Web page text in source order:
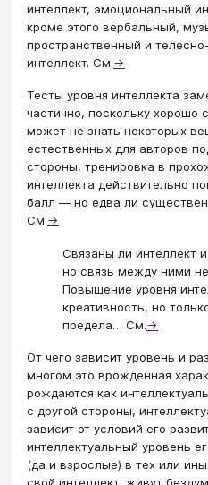
интеллект, эмоциональный
кроме этого вербальный,
пространственный и
интеллект. См.→
Тесты уровня интеллекта
частично, поскольку
может не знать некоторых
естественных для авторов
стороны, тренировка в
интеллекта действительно
балл — но едва ли
См.→
Связаны ли интеллект и
но связь между ними
Повышение уровня
креативность, но
предела… См.→
От чего зависит уровень и
многом это врожденная
рождаются как
с другой стороны,
зависит от условий его
интеллектуальный уровень
(да и взрослые) в тех или